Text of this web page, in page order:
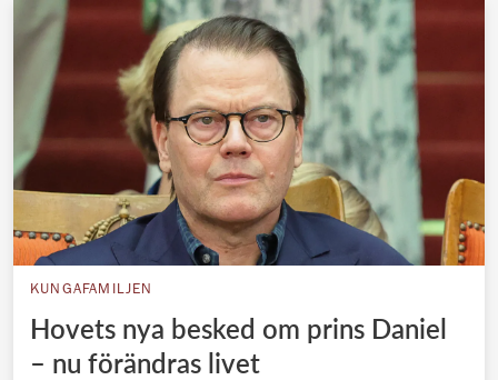
KUNGAFAMILJEN
Hovets nya besked om prins Daniel
– nu förändras livet